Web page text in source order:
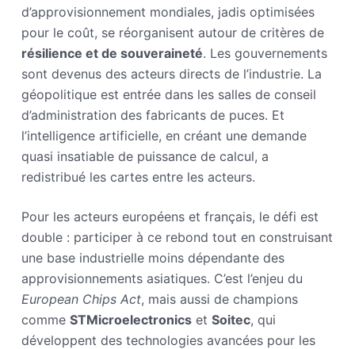
d’approvisionnement mondiales, jadis optimisées
pour le coût, se réorganisent autour de critères de
résilience et de souveraineté. Les gouvernements
sont devenus des acteurs directs de l’industrie. La
géopolitique est entrée dans les salles de conseil
d’administration des fabricants de puces. Et
l’intelligence artificielle, en créant une demande
quasi insatiable de puissance de calcul, a
redistribué les cartes entre les acteurs.
Pour les acteurs européens et français, le défi est
double : participer à ce rebond tout en construisant
une base industrielle moins dépendante des
approvisionnements asiatiques. C’est l’enjeu du
European Chips Act, mais aussi de champions
comme STMicroelectronicset Soitec, qui
développent des technologies avancées pour les